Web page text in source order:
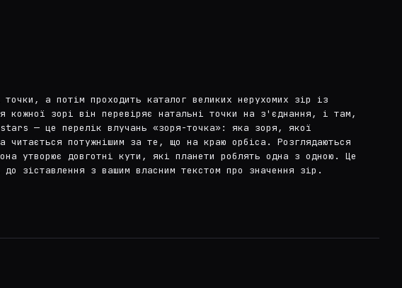
а потім проходить каталог великих нерухомих зір із
кожної зорі він перевіряє натальні точки на з'єднання, і там,
— це перелік влучань «зоря-точка»: яка зоря, якої
читається потужнішим за те, що на краю орбіса. Розглядаються
утворює довготні кути, які планети роблять одна з одною. Це
зіставлення з вашим власним текстом про значення зір.